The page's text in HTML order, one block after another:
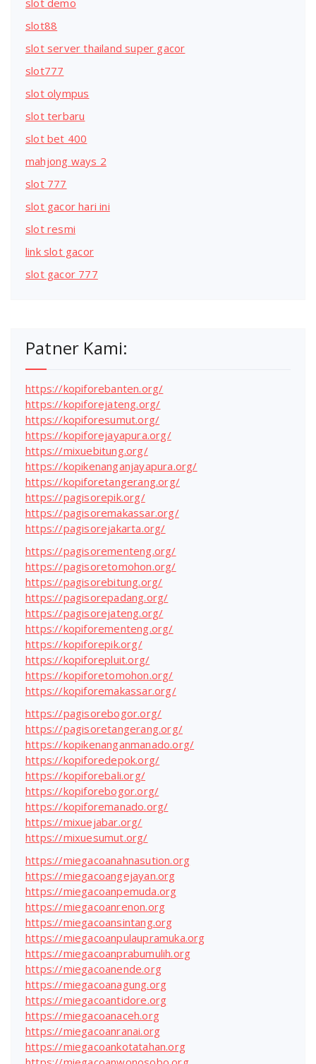
slot demo
slot88
slot server thailand super gacor
slot777
slot olympus
slot terbaru
slot bet 400
mahjong ways 2
slot 777
slot gacor hari ini
slot resmi
link slot gacor
slot gacor 777
Patner Kami:
https://kopiforebanten.org/
https://kopiforejateng.org/
https://kopiforesumut.org/
https://kopiforejayapura.org/
https://mixuebitung.org/
https://kopikenanganjayapura.org/
https://kopiforetangerang.org/
https://pagisorepik.org/
https://pagisoremakassar.org/
https://pagisorejakarta.org/
https://pagisorementeng.org/
https://pagisoretomohon.org/
https://pagisorebitung.org/
https://pagisorepadang.org/
https://pagisorejateng.org/
https://kopiforementeng.org/
https://kopiforepik.org/
https://kopiforepluit.org/
https://kopiforetomohon.org/
https://kopiforemakassar.org/
https://pagisorebogor.org/
https://pagisoretangerang.org/
https://kopikenanganmanado.org/
https://kopiforedepok.org/
https://kopiforebali.org/
https://kopiforebogor.org/
https://kopiforemanado.org/
https://mixuejabar.org/
https://mixuesumut.org/
https://miegacoanahnasution.org
https://miegacoangejayan.org
https://miegacoanpemuda.org
https://miegacoanrenon.org
https://miegacoansintang.org
https://miegacoanpulaupramuka.org
https://miegacoanprabumulih.org
https://miegacoanende.org
https://miegacoanagung.org
https://miegacoantidore.org
https://miegacoanaceh.org
https://miegacoanranai.org
https://miegacoankotatahan.org